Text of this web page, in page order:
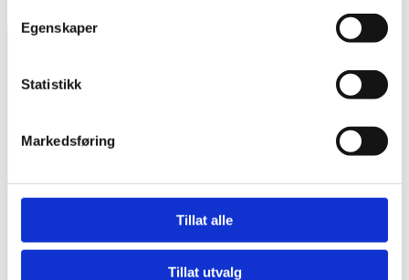
Egenskaper
Statistikk
Markedsføring
Tillat alle
Tillat utvalg